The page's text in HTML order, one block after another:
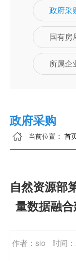
政府采
国有房
所属企
政府采购
当前位置： 首
自然资源部
量数据融
作者：sio 时间